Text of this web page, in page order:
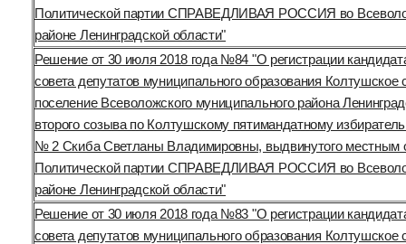
Политической партии СПРАВЕДЛИВАЯ РОССИЯ во
районе Ленинградской области"
Решение от 30 июля 2018 года №84 "О регистрации
совета депутатов муниципального образования Колтушское
поселение Всеволожского муниципального района
второго созыва по Колтушскому пятимандатному
№ 2 Скиба Светланы Владимировны, выдвинутого местным
Политической партии СПРАВЕДЛИВАЯ РОССИЯ во
районе Ленинградской области"
Решение от 30 июля 2018 года №83 "О регистрации
совета депутатов муниципального образования Колтушское